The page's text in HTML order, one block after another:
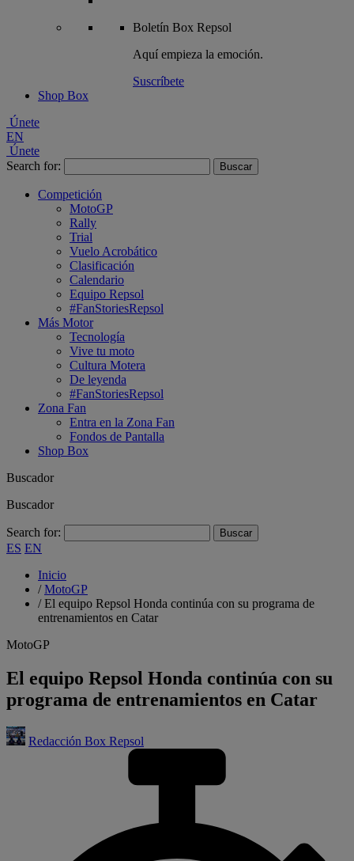
Boletín Box Repsol
Aquí empieza la emoción.
Suscríbete
Shop Box
Únete
EN
Únete
Search for:
Competición
MotoGP
Rally
Trial
Vuelo Acrobático
Clasificación
Calendario
Equipo Repsol
#FanStoriesRepsol
Más Motor
Tecnología
Vive tu moto
Cultura Motera
De leyenda
#FanStoriesRepsol
Zona Fan
Entra en la Zona Fan
Fondos de Pantalla
Shop Box
Buscador
Buscador
Search for:
ES EN
Inicio
/MotoGP
/El equipo Repsol Honda continúa con su programa de
entrenamientos en Catar
MotoGP
El equipo Repsol Honda continúa con su
programa de entrenamientos en Catar
Redacción Box Repsol